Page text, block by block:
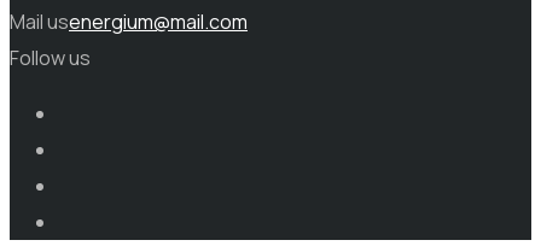
Mail usenergium@mail.com
Follow us